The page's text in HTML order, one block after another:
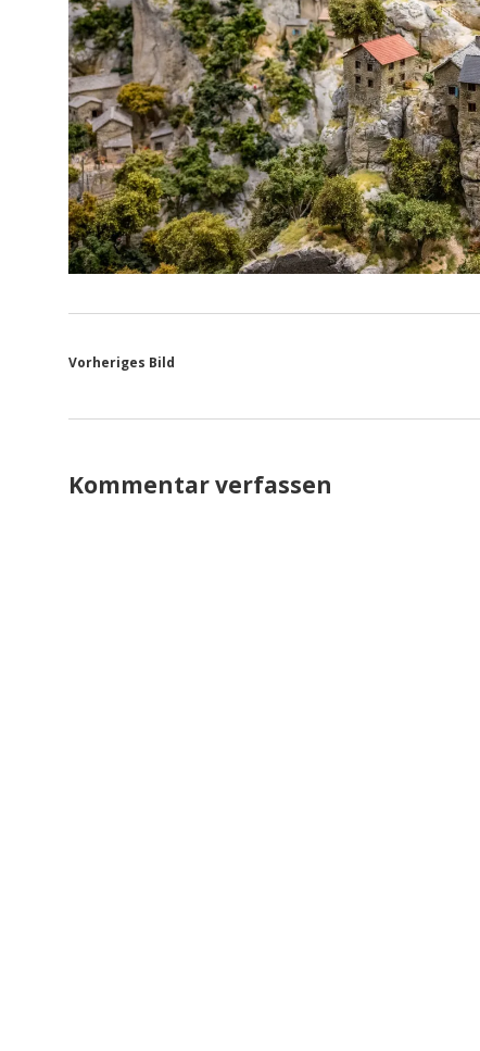
Vorheriges Bild
Kommentar verfassen